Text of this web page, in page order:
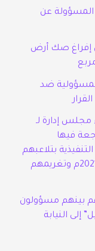
عن
إفراغ صك أرض
ضد
مجلس إدارة لـ
فيها
بتلاعبهم
بالقوائم المالية خلال الفترة من 2018م – 2021م وتغريمهم
17 مشتبهاً بهم بينهم مسؤولون
إلى النيابة